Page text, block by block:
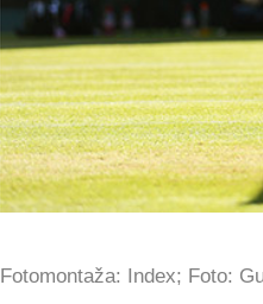
Fotomontaža: Index; Foto: